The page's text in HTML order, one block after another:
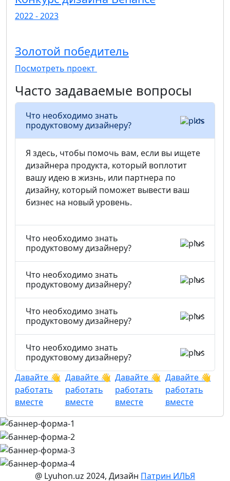
2022 - 2023
Золотой победитель
Посмотреть проект
Часто задаваемые вопросы
Что необходимо знать
продуктовому дизайнеру?
Я здесь, чтобы помочь вам, если вы ищете
дизайнера продукта, который воплотит
вашу идею в жизнь, или партнера по
дизайну, который поможет вывести ваш
бизнес на новый уровень.
Что необходимо знать
продуктовому дизайнеру?
Что необходимо знать
продуктовому дизайнеру?
Что необходимо знать
продуктовому дизайнеру?
Что необходимо знать
продуктовому дизайнеру?
Давайте 👋
работать
вместе
Давайте 👋
работать
вместе
Давайте 👋
работать
вместе
Давайте 👋
работать
вместе
@ Lyuhon.uz 2024, Дизайн Патрин ИЛЬЯ